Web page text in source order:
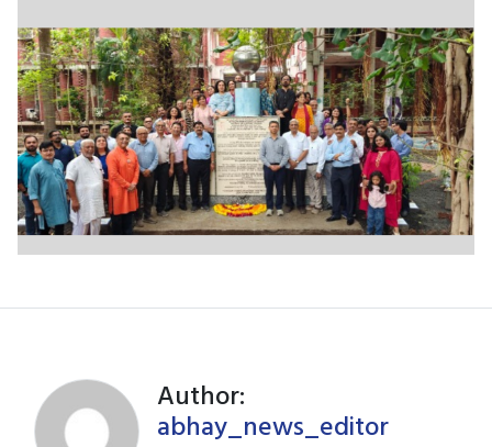
Author:
abhay_news_editor